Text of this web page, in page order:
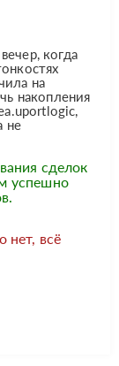
когда
на
накопления
не
сделок
успешно
нет, всё